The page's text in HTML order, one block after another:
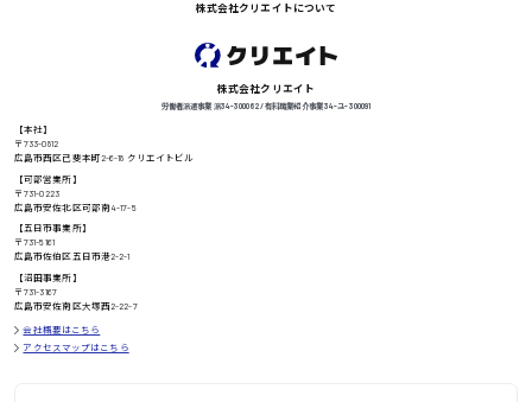
鳥取県
日給8000円〜
株式会社クリエイトについて
株式会社クリエイト
労働者派遣事業 派34-300062 / 有料職業紹介事業 34-ユ-300091
【本社】
〒733-0812
広島市西区己斐本町2-6-18 クリエイトビル
【可部営業所】
〒731-0223
広島市安佐北区可部南4-17-5
【五日市事業所】
〒731-5161
広島市佐伯区五日市港2-2-1
【沼田事業所】
〒731-3167
広島市安佐南区大塚西2-22-7
会社概要はこちら
アクセスマップはこちら